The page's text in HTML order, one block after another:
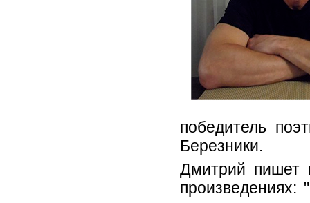
победитель
Березники.
Дмитрий пишет
произведениях: